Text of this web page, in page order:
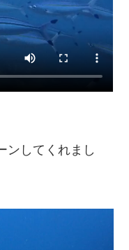
ンしてくれまし